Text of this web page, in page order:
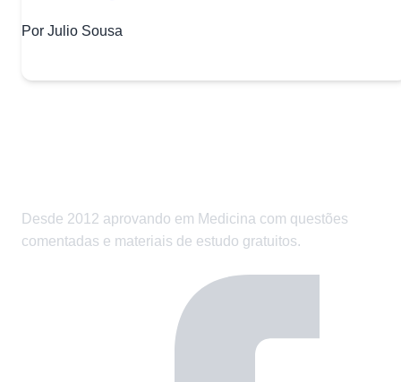
Por Julio Sousa
Desde 2012 aprovando em Medicina com questões
comentadas e materiais de estudo gratuitos.